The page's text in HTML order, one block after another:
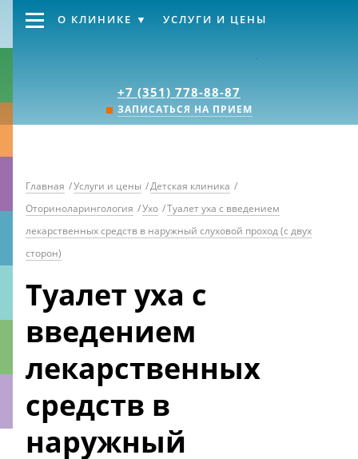
+7 (351) 778-88-87
ЗАПИСАТЬСЯ НА ПРИЕМ
О КЛИНИКЕ УСЛУГИ И ЦЕНЫ
Главная /Услуги и цены /Детская клиника /
Оториноларингология /Ухо /Туалет уха с введением
лекарственных средств в наружный слуховой проход (с двух
сторон)
Туалет уха с
введением
лекарственных
средств в
наружный